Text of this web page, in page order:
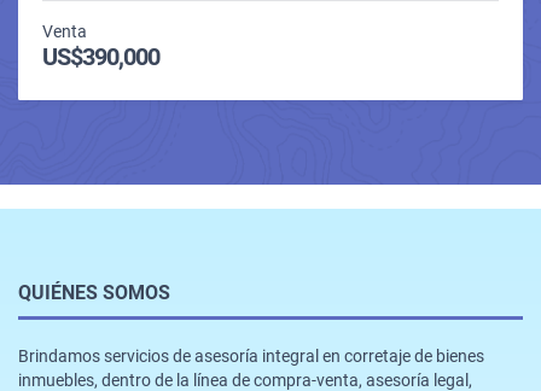
Venta
US$390,000
QUIÉNES SOMOS
Brindamos servicios de asesoría integral en corretaje de bienes
inmuebles, dentro de la línea de compra-venta, asesoría legal,